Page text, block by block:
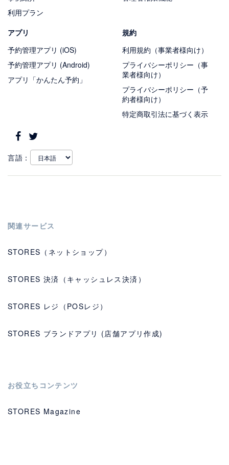
利用プラン
アプリ
予約管理アプリ (iOS)
予約管理アプリ (Android)
アプリ「かんたん予約」
規約
利用規約（事業者様向け）
プライバシーポリシー（事
業者様向け）
プライバシーポリシー（予
約者様向け）
特定商取引法に基づく表示
言語：
関連サービス
STORES（ネットショップ）
STORES 決済（キャッシュレス決済）
STORES レジ（POSレジ）
STORES ブランドアプリ (店舗アプリ作成)
お役立ちコンテンツ
STORES Magazine